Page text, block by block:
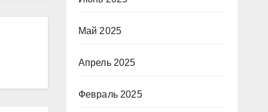
Май 2025
Апрель 2025
Февраль 2025